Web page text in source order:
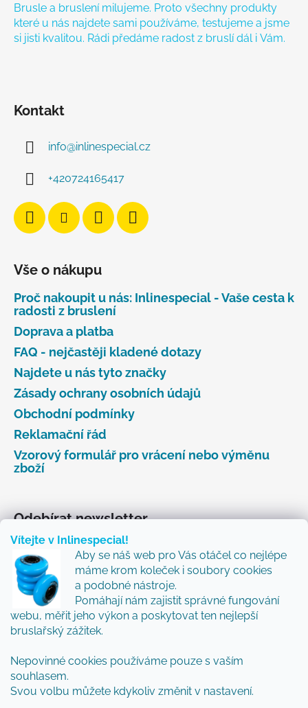
Vítejte v Inlinespecial!
Aby se náš web pro Vás otáčel co nejlépe
máme krom koleček i soubory cookies
a podobné nástroje.
Pomáhají nám zajistit správné fungování
webu, měřit jeho výkon a poskytovat ten nejlepší
bruslařský zážitek.
Nepovinné cookies používáme pouze s vaším
souhlasem.
Svou volbu můžete kdykoliv změnit v nastavení.
Brusle a bruslení milujeme. Proto všechny produkty
které u nás najdete sami používáme, testujeme a jsme
si jisti kvalitou. Rádi předáme radost z bruslí dál i Vám.
Kontakt
info@inlinespecial.cz
+420724165417
Vše o nákupu
Proč nakoupit u nás: Inlinespecial - Vaše cesta k
radosti z bruslení
Doprava a platba
FAQ - nejčastěji kladené dotazy
Najdete u nás tyto značky
Zásady ochrany osobních údajů
Obchodní podmínky
Reklamační řád
Vzorový formulář pro vrácení nebo výměnu
zboží
Odebírat newsletter
Vložte svůj e-mail a my vám budeme zasílat informace
o nových produktech na našem e-shopu.
Přidejte se k nám a my Vám budeme zasílat ty nejlepší
novinky a tipy.
E-mail
Vložením e-mailu souhlasíte spodmínkami
ochrany osobních údajů